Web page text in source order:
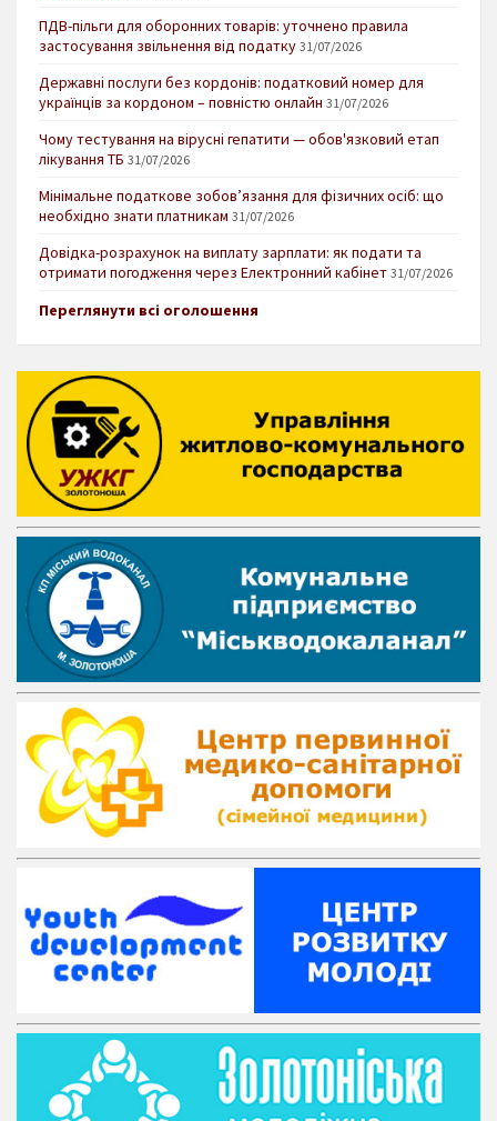
ПДВ-пільги для оборонних товарів: уточнено правила
застосування звільнення від податку 31/07/2026
Державні послуги без кордонів: податковий номер для
українців за кордоном – повністю онлайн 31/07/2026
Чому тестування на вірусні гепатити — обов'язковий етап
лікування ТБ 31/07/2026
Мінімальне податкове зобов’язання для фізичних осіб: що
необхідно знати платникам 31/07/2026
Довідка-розрахунок на виплату зарплати: як подати та
отримати погодження через Електронний кабінет 31/07/2026
Переглянути всі оголошення